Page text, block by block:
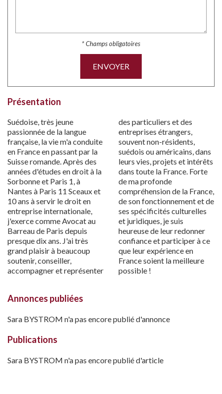
* Champs obligatoires
ENVOYER
Présentation
Suédoise, très jeune
passionnée de la langue
française, la vie m'a conduite
en France en passant par la
Suisse romande. Après des
années d'études en droit à la
Sorbonne et Paris 1, à
Nantes à Paris 11 Sceaux et
10 ans à servir le droit en
entreprise internationale,
j'exerce comme Avocat au
Barreau de Paris depuis
presque dix ans. J'ai très
grand plaisir à beaucoup
soutenir, conseiller,
accompagner et représenter
des particuliers et des
entreprises étrangers,
souvent non-résidents,
suédois ou américains, dans
leurs vies, projets et intérêts
dans toute la France. Forte
de ma profonde
compréhension de la France,
de son fonctionnement et de
ses spécificités culturelles
et juridiques, je suis
heureuse de leur redonner
confiance et participer à ce
que leur expérience en
France soient la meilleure
possible !
Annonces publiées
Sara BYSTROM n'a pas encore publié d'annonce
Publications
Sara BYSTROM n'a pas encore publié d'article